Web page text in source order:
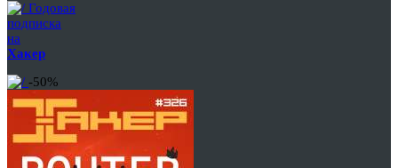
Годовая
подписка
на
Хакер
-50%